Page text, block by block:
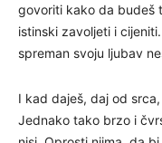
govoriti kako da budeš
istinski zavoljeti i
spreman svoju ljubav
I kad daješ, daj od
Jednako tako brzo i